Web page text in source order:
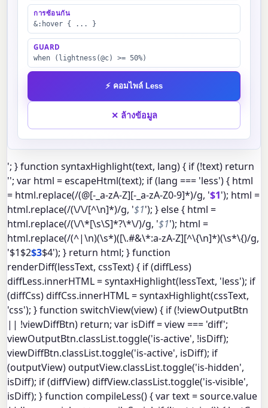
การซ้อนกัน
&:hover { ... }
GUARD
when (lightness(@c) >= 50%)
⚡ คอมไพล์ Less
✕ ล้างข้อมูล
'; } function syntaxHighlight(text, lang) { if (!text) return
''; var html = escapeHtml(text); if (lang === 'less') { html
= html.replace(/(@[-_a-zA-Z][-_a-zA-Z0-9]*)/g, '$1'); html =
html.replace(/(\/\/[^\n]*)/g, '$1'); } else { html =
html.replace(/(\/\*[\s\S]*?\*\/)/g, '$1'); html =
html.replace(/(^|\n)(\s*)([\.#&\*:a-zA-Z][^\{\n]*)(\s*\{)/g,
'$1$2$3$4'); } return html; } function
renderDiff(lessText, cssText) { if (diffLess)
diffLess.innerHTML = syntaxHighlight(lessText, 'less'); if
(diffCss) diffCss.innerHTML = syntaxHighlight(cssText,
'css'); } function switchView(view) { if (!viewOutputBtn
|| !viewDiffBtn) return; var isDiff = view === 'diff';
viewOutputBtn.classList.toggle('is-active', !isDiff);
viewDiffBtn.classList.toggle('is-active', isDiff); if
(outputView) outputView.classList.toggle('is-hidden',
isDiff); if (diffView) diffView.classList.toggle('is-visible',
isDiff); } function compileLess() { var text = source.value